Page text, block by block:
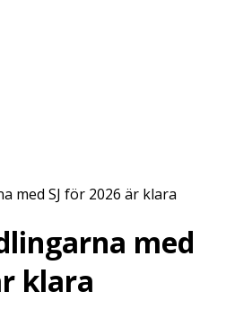
med SJ för 2026 är klara
med
klara